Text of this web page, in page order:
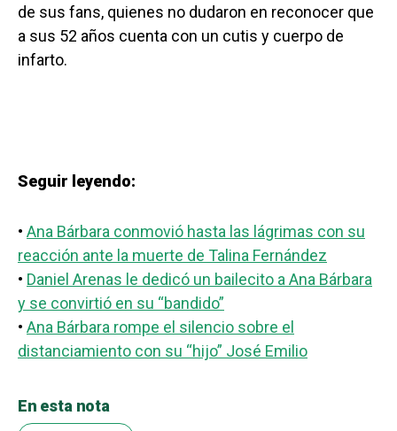
de sus fans, quienes no dudaron en reconocer que
a sus 52 años cuenta con un cutis y cuerpo de
infarto.
Seguir leyendo:
• Ana Bárbara conmovió hasta las lágrimas con su
reacción ante la muerte de Talina Fernández
• Daniel Arenas le dedicó un bailecito a Ana Bárbara
y se convirtió en su “bandido”
• Ana Bárbara rompe el silencio sobre el
distanciamiento con su “hijo” José Emilio
En esta nota